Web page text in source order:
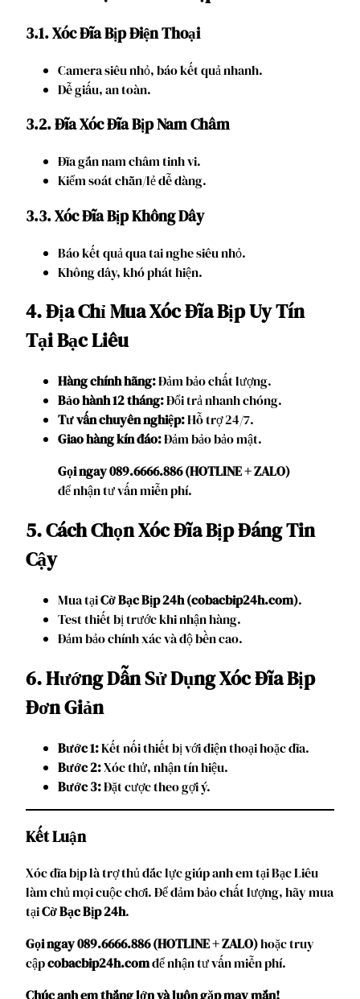
3.1. Xóc Đĩa Bịp Điện Thoại
Camera siêu nhỏ, báo kết quả nhanh.
Dễ giấu, an toàn.
3.2. Đĩa Xóc Đĩa Bịp Nam Châm
Đĩa gắn nam châm tinh vi.
Kiểm soát chẵn/lẻ dễ dàng.
3.3. Xóc Đĩa Bịp Không Dây
Báo kết quả qua tai nghe siêu nhỏ.
Không dây, khó phát hiện.
4. Địa Chỉ Mua Xóc Đĩa Bịp Uy Tín
Tại Bạc Liêu
Hàng chính hãng:Đảm bảo chất lượng.
Bảo hành 12 tháng:Đổi trả nhanh chóng.
Tư vấn chuyên nghiệp:Hỗ trợ 24/7.
Giao hàng kín đáo:Đảm bảo bảo mật.
Gọi ngay 089.6666.886 (HOTLINE + ZALO)
để nhận tư vấn miễn phí.
5. Cách Chọn Xóc Đĩa Bịp Đáng Tin
Cậy
Mua tạiCờ Bạc Bịp 24h (cobacbip24h.com).
Test thiết bị trước khi nhận hàng.
Đảm bảo chính xác và độ bền cao.
6. Hướng Dẫn Sử Dụng Xóc Đĩa Bịp
Đơn Giản
Bước 1:Kết nối thiết bị với điện thoại hoặc đĩa.
Bước 2:Xóc thử, nhận tín hiệu.
Bước 3:Đặt cược theo gợi ý.
Kết Luận
Xóc đĩa bịp là trợ thủ đắc lực giúp anh em tại Bạc Liêu
làm chủ mọi cuộc chơi. Để đảm bảo chất lượng, hãy mua
tạiCờ Bạc Bịp 24h.
Gọi ngay 089.6666.886 (HOTLINE + ZALO)hoặc truy
cậpcobacbip24h.comđể nhận tư vấn miễn phí.
Chúc anh em thắng lớn và luôn gặp may mắn!